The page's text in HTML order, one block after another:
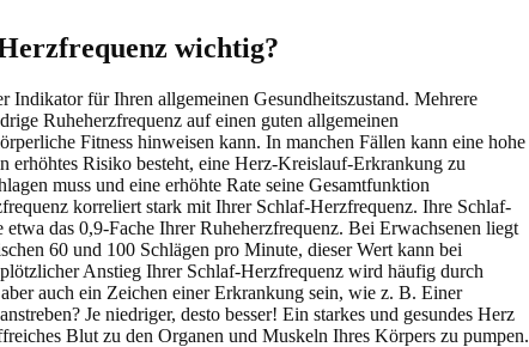
wichtig?
Indikator für Ihren allgemeinen Gesundheitszustand. Mehrere
Ruheherzfrequenz auf einen guten allgemeinen
Fitness hinweisen kann. In manchen Fällen kann eine hohe
erhöhtes Risiko besteht, eine Herz-Kreislauf-Erkrankung zu
muss und eine erhöhte Rate seine Gesamtfunktion
korreliert stark mit Ihrer Schlaf-Herzfrequenz. Ihre Schlaf-
das 0,9-Fache Ihrer Ruheherzfrequenz. Bei Erwachsenen liegt
60 und 100 Schlägen pro Minute, dieser Wert kann bei
Anstieg Ihrer Schlaf-Herzfrequenz wird häufig durch
auch ein Zeichen einer Erkrankung sein, wie z. B. Einer
Je niedriger, desto besser! Ein starkes und gesundes Herz
Blut zu den Organen und Muskeln Ihres Körpers zu pumpen.